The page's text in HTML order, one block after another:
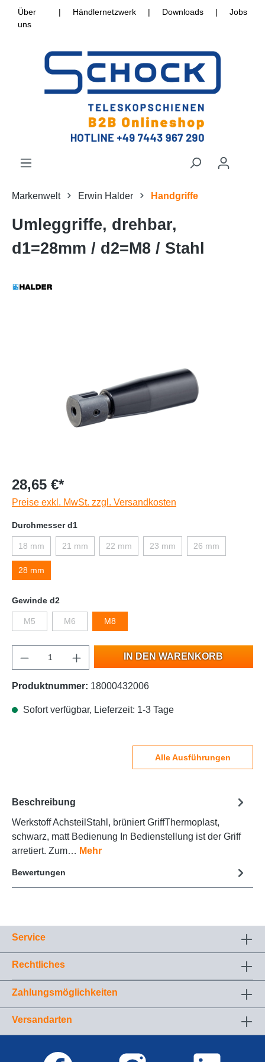
Über
uns
| Händlernetzwerk | Downloads | Jobs
Markenwelt Erwin Halder Handgriffe
Umleggriffe, drehbar,
d1=28mm / d2=M8 / Stahl
28,65 €*
Preise exkl. MwSt. zzgl. Versandkosten
Durchmesser d1
18 mm 21 mm 22 mm 23 mm 26 mm
28 mm
Gewinde d2
M5 M6 M8
IN DEN WARENKORB
Produktnummer: 18000432006
Sofort verfügbar, Lieferzeit: 1-3 Tage
Alle Ausführungen
Beschreibung
Werkstoff AchsteilStahl, brüniert GriffThermoplast,
schwarz, matt Bedienung In Bedienstellung ist der Griff
arretiert. Zum… Mehr
Bewertungen
Service
Rechtliches
Zahlungsmöglichkeiten
Versandarten